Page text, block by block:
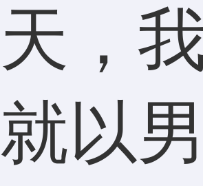
天，
就以